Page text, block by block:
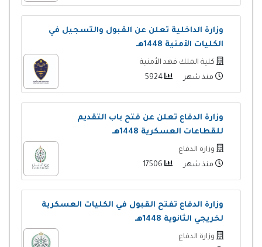
وزارة الداخلية تعلن عن القبول والتسجيل في
الكليات الأمنية 1448هـ
كلية الملك فهد الأمنية
منذ شهر
وزارة الدفاع تعلن عن فتح باب التقديم
للقطاعات العسكرية 1448هـ
وزارة الدفاع
منذ شهر
وزارة الدفاع تفتح القبول في الكليات العسكرية
لخريجي الثانوية 1448هـ
وزارة الدفاع